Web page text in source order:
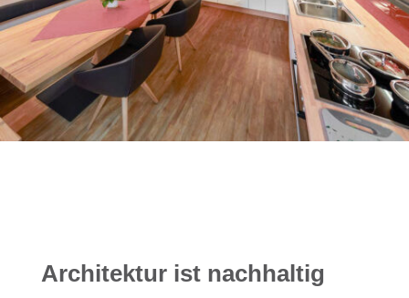
Architektur ist nachhaltig